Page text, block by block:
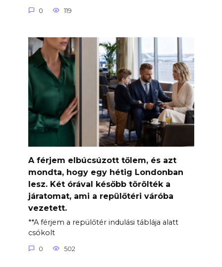
0 119
A férjem elbúcsúzott tőlem, és azt
mondta, hogy egy hétig Londonban
lesz. Két órával később törölték a
járatomat, ami a repülőtéri váróba
vezetett.
**A férjem a repülőtér indulási táblája alatt
csókolt
0 502